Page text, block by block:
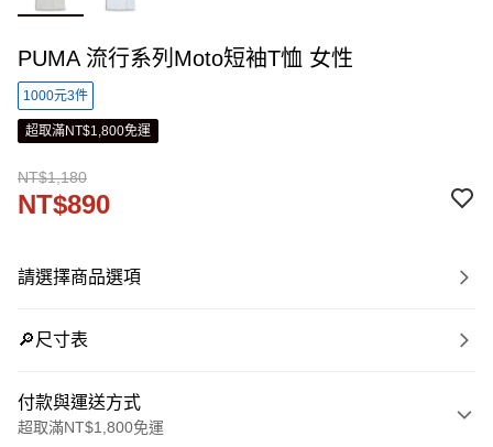
PUMA 流行系列Moto短袖T恤 女性
1000元3件
超取滿NT$1,800免運
NT$1,180
NT$890
請選擇商品選項
🔎尺寸表
付款與運送方式
超取滿NT$1,800免運